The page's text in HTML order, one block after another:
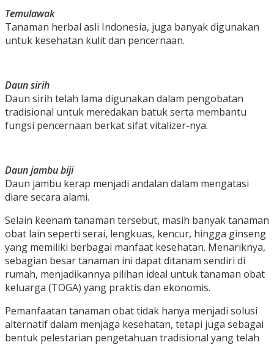
Temulawak
Tanaman herbal asli Indonesia, juga banyak digunakan
untuk kesehatan kulit dan pencernaan.
Daun sirih
Daun sirih telah lama digunakan dalam pengobatan
tradisional untuk meredakan batuk serta membantu
fungsi pencernaan berkat sifat vitalizer-nya.
Daun jambu biji
Daun jambu kerap menjadi andalan dalam mengatasi
diare secara alami.
Selain keenam tanaman tersebut, masih banyak tanaman
obat lain seperti serai, lengkuas, kencur, hingga ginseng
yang memiliki berbagai manfaat kesehatan. Menariknya,
sebagian besar tanaman ini dapat ditanam sendiri di
rumah, menjadikannya pilihan ideal untuk tanaman obat
keluarga (TOGA) yang praktis dan ekonomis.
Pemanfaatan tanaman obat tidak hanya menjadi solusi
alternatif dalam menjaga kesehatan, tetapi juga sebagai
bentuk pelestarian pengetahuan tradisional yang telah